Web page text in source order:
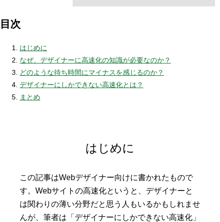
目次
はじめに
なぜ、デザイナーに高速化の知識が必要なのか？
どのような待ち時間にマイナスを感じるのか？
デザイナーにしかできない高速化とは？
まとめ
はじめに
この記事はWebデザイナー向けに書かれたもので
す。Webサイトの高速化というと、デザイナーと
は関わりの薄い分野だと思う人もいるかもしれませ
んが、筆者は「デザイナーにしかできない高速化」